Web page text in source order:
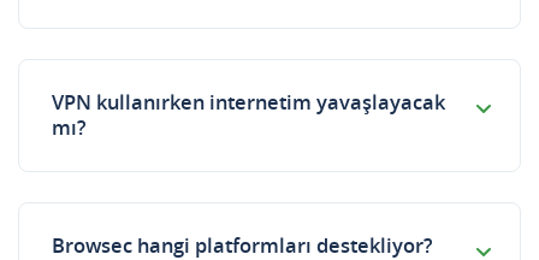
VPN kullanırken internetim yavaşlayacak
mı?
Browsec hangi platformları destekliyor?